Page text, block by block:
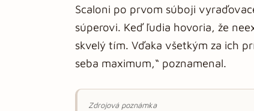
Scaloni po prvom súboji
súperovi. Keď ľudia hovoria, že
skvelý tím. Vďaka všetkým za ich
seba maximum,“ poznamenal.
Zdrojová poznámka